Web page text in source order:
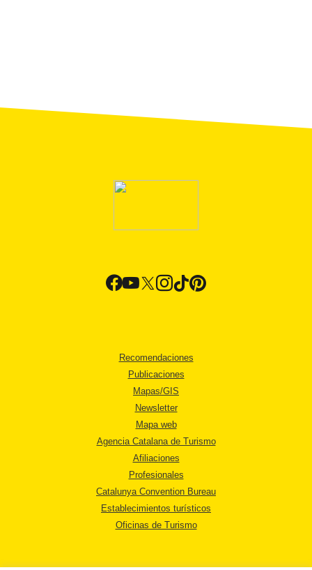
Recomendaciones
Publicaciones
Mapas/GIS
Newsletter
Mapa web
Agencia Catalana de Turismo
Afiliaciones
Profesionales
Catalunya Convention Bureau
Establecimientos turísticos
Oficinas de Turismo